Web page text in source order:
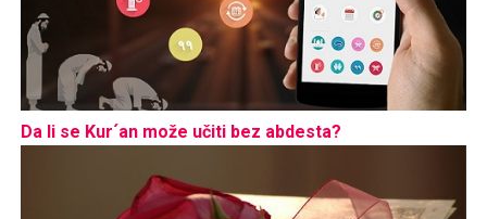
Da li se Kur´an može učiti bez abdesta?